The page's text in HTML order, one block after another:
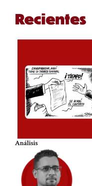
Recientes
Análisis